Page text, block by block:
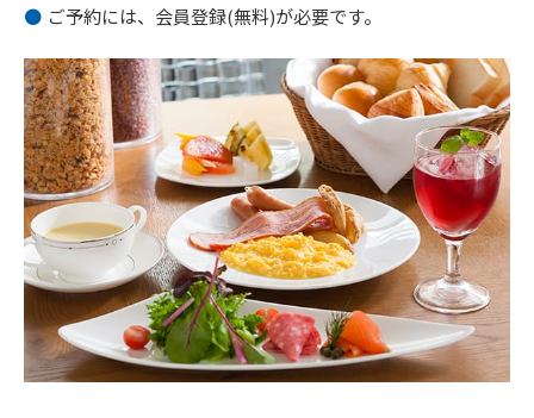
ご予約には、会員登録(無料)が必要です。